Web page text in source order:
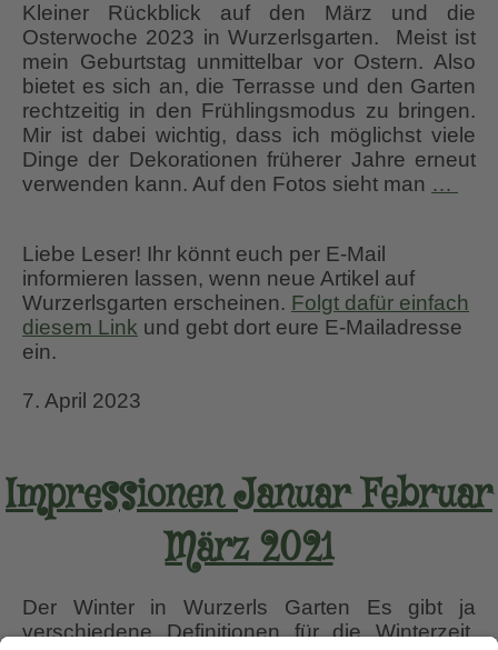
Kleiner Rückblick auf den März und die
Osterwoche 2023 in Wurzerlsgarten. Meist ist
mein Geburtstag unmittelbar vor Ostern. Also
bietet es sich an, die Terrasse und den Garten
rechtzeitig in den Frühlingsmodus zu bringen.
Mir ist dabei wichtig, dass ich möglichst viele
Dinge der Dekorationen früherer Jahre erneut
verwenden kann. Auf den Fotos sieht man …
Liebe Leser! Ihr könnt euch per E-Mail
informieren lassen, wenn neue Artikel auf
Wurzerlsgarten erscheinen. Folgt dafür einfach
diesem Link und gebt dort eure E-Mailadresse
ein.
7. April 2023
Impressionen Januar Februar
März 2021
Der Winter in Wurzerls Garten Es gibt ja
verschiedene Definitionen für die Winterzeit.